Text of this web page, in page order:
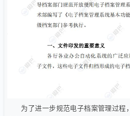
为了进一步规范电子档案管理过程